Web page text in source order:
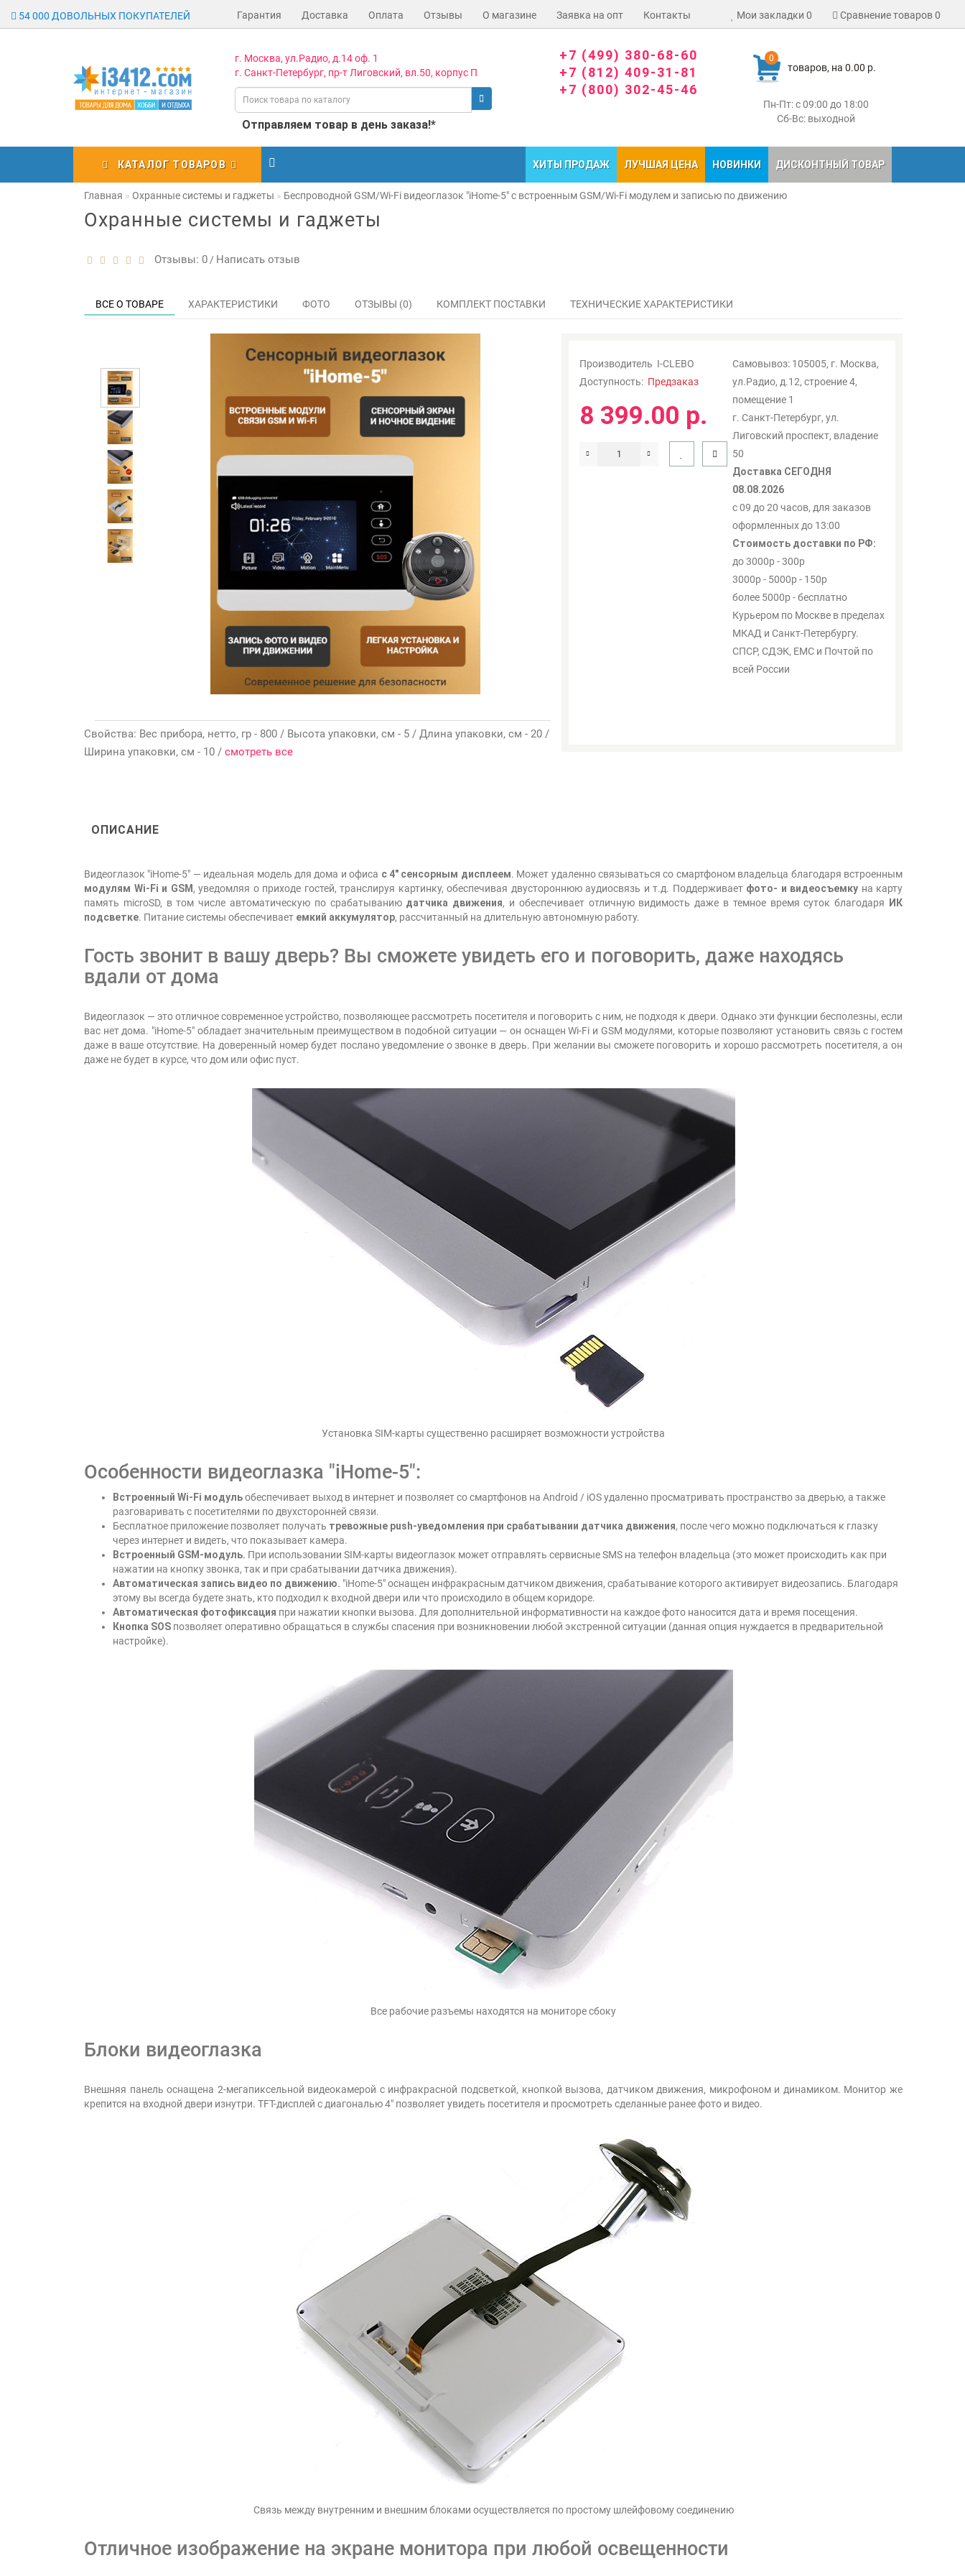
54 000 ДОВОЛЬНЫХ ПОКУПАТЕЛЕЙ Гарантия Доставка Оплата Отзывы О магазине Заявка на опт Контакты Мои закладки 0 Сравнение товаров0
0
товаров, на 0.00 р.
Пн-Пт: с 09:00 до 18:00
Сб-Вс: выходной
г. Москва, ул.Радио, д.14 оф. 1
г. Санкт-Петербург, пр-т Лиговский, вл.50, корпус П
Отправляем товар в день заказа!*
+7 (499) 380-68-60
+7 (812) 409-31-81
+7 (800) 302-45-46
КАТАЛОГ ТОВАРОВ ХИТЫ ПРОДАЖ ЛУЧШАЯ ЦЕНА НОВИНКИ ДИСКОНТНЫЙ ТОВАР
Главная Охранные системы и гаджеты Беспроводной GSM/Wi-Fi видеоглазок "iHome-5" с встроенным GSM/Wi-Fi модулем и записью по движению
Охранные системы и гаджеты
Отзывы: 0 / Написать отзыв
ВСЕ О ТОВАРЕ ХАРАКТЕРИСТИКИ ФОТО ОТЗЫВЫ (0) КОМПЛЕКТ ПОСТАВКИ ТЕХНИЧЕСКИЕ ХАРАКТЕРИСТИКИ
Свойства: Вес прибора, нетто, гр - 800 / Высота упаковки, см - 5 / Длина упаковки, см - 20 /
Ширина упаковки, см - 10 / смотреть все
Производитель I-CLEBO
Доступность: Предзаказ
Самовывоз: 105005, г. Москва,
ул.Радио, д.12, строение 4,
помещение 1
г. Санкт-Петербург, ул.
Лиговский проспект, владение
50
Доставка СЕГОДНЯ
08.08.2026
с 09 до 20 часов, для заказов
оформленных до 13:00
Стоимость доставки по РФ:
до 3000р - 300р
3000р - 5000р - 150р
более 5000р - бесплатно
Курьером по Москве в пределах
МКАД и Санкт-Петербургу.
СПСР, СДЭК, ЕМС и Почтой по
всей России
8 399.00 р.
ОПИСАНИЕ
Видеоглазок "iHome-5" — идеальная модель для дома и офиса с 4" сенсорным дисплеем. Может удаленно связываться со смартфоном владельца благодаря встроенным
модулям Wi-Fi и GSM , уведомляя о приходе гостей, транслируя картинку, обеспечивая двустороннюю аудиосвязь и т.д. Поддерживает фото- и видеосъемку на карту
память microSD, в том числе автоматическую по срабатыванию датчика движения, и обеспечивает отличную видимость даже в темное время суток благодаря
ИК
подсветке. Питание системы обеспечивает емкий аккумулятор, рассчитанный на длительную автономную работу.
Гость звонит в вашу дверь? Вы сможете увидеть его и поговорить, даже находясь
вдали от дома
Видеоглазок — это отличное современное устройство, позволяющее рассмотреть посетителя и поговорить с ним, не подходя к двери. Однако эти функции бесполезны, если
вас нет дома. "iHome-5" обладает значительным преимуществом в подобной ситуации — он оснащен Wi-Fi и GSM модулями, которые позволяют установить связь с гостем
даже в ваше отсутствие. На доверенный номер будет послано уведомление о звонке в дверь. При желании вы сможете поговорить и хорошо рассмотреть посетителя, а он
даже не будет в курсе, что дом или офис пуст.
Установка SIM-карты существенно расширяет возможности устройства
Особенности видеоглазка "iHome-5":
Встроенный Wi-Fi модульобеспечивает выход в интернет и позволяет со смартфонов на Android / iOS удаленно просматривать пространство за дверью, а также
разговаривать с посетителями по двухсторонней связи.
Бесплатное приложение позволяет получать тревожные push-уведомления при срабатывании датчика движения, после чего можно подключаться к глазку
через интернет и видеть, что показывает камера.
Встроенный GSM-модуль. При использовании SIM-карты видеоглазок может отправлять сервисные SMS на телефон владельца (это может происходить как при
нажатии на кнопку звонка, так и при срабатывании датчика движения).
Автоматическая запись видео по движению. "iHome-5" оснащен инфракрасным датчиком движения, срабатывание которого активирует видеозапись. Благодаря
этому вы всегда будете знать, кто подходил к входной двери или что происходило в общем коридоре.
Автоматическая фотофиксация при нажатии кнопки вызова. Для дополнительной информативности на каждое фото наносится дата и время посещения.
Кнопка SOS позволяет оперативно обращаться в службы спасения при возникновении любой экстренной ситуации (данная опция нуждается в предварительной
настройке).
Все рабочие разъемы находятся на мониторе сбоку
Блоки видеоглазка
Внешняя панель оснащена 2-мегапиксельной видеокамерой с инфракрасной подсветкой, кнопкой вызова, датчиком движения, микрофоном и динамиком. Монитор же
крепится на входной двери изнутри. TFT-дисплей с диагональю 4" позволяет увидеть посетителя и просмотреть сделанные ранее фото и видео.
Связь между внутренним и внешним блоками осуществляется по простому шлейфовому соединению
Отличное изображение на экране монитора при любой освещенности